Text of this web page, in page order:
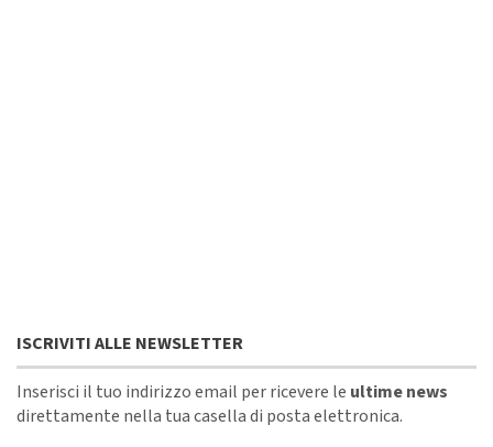
ISCRIVITI ALLE NEWSLETTER
Inserisci il tuo indirizzo email per ricevere le ultime news
direttamente nella tua casella di posta elettronica.